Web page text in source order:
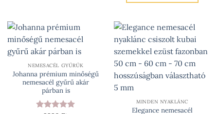
több
variációja
van.
változatok
a
termékoldalon
választhatók
ki
terméknek
több
variációja
A
változatok
termékoldalon
választhatók
NEMESACÉL GYŰRŰK
Johanna prémium minőségű
nemesacél gyűrű akár
párban is
MINDEN NYAKLÁNC
Elegance nemesacél